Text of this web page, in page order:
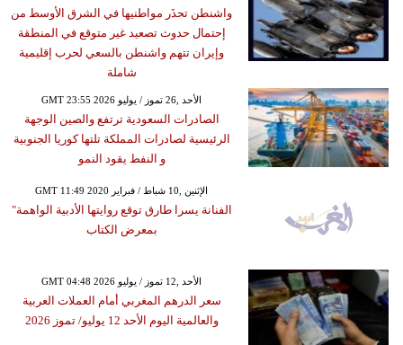
واشنطن تحذَر مواطنيها في الشرق الأوسط من
إحتمال حدوث تصعيد غير متوقع في المنطقة
وإيران تتهم واشنطن بالسعي لحرب إقليمية
شاملة
GMT 23:55 2026 الأحد ,26 تموز / يوليو
الصادرات السعودية ترتفع والصين الوجهة
الرئيسية لصادرات المملكة تلتها كوريا الجنوبية
و النفط يقود النمو
GMT 11:49 2020 الإثنين ,10 شباط / فبراير
الفنانة يسرا طارق توقع روايتها الأدبية الواهمة"
بمعرض الكتاب
GMT 04:48 2026 الأحد ,12 تموز / يوليو
سعر الدرهم المغربي أمام العملات العربية
والعالمية اليوم الأحد 12 يوليو/ تموز 2026